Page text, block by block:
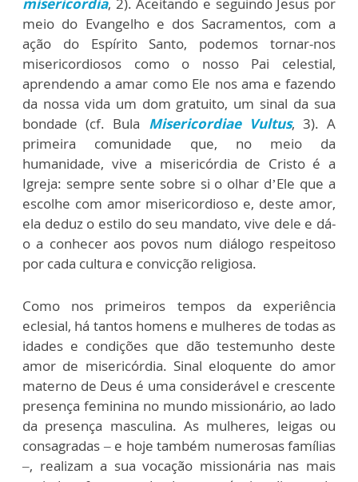
meio do Evangelho e dos Sacramentos, com a
ação do Espírito Santo, podemos tornar-nos
misericordiosos como o nosso Pai celestial,
aprendendo a amar como Ele nos ama e fazendo
da nossa vida um dom gratuito, um sinal da sua
bondade (cf. Bula
Misericordiae Vultus, 3). A
primeira comunidade que, no meio da
humanidade, vive a misericórdia de Cristo é a
Igreja: sempre sente sobre si o olhar d’Ele que a
escolhe com amor misericordioso e, deste amor,
ela deduz o estilo do seu mandato, vive dele e dá-
o a conhecer aos povos num diálogo respeitoso
por cada cultura e convicção religiosa.
Como nos primeiros tempos da experiência
eclesial, há tantos homens e mulheres de todas as
idades e condições que dão testemunho deste
amor de misericórdia. Sinal eloquente do amor
materno de Deus é uma considerável e crescente
presença feminina no mundo missionário, ao lado
da presença masculina. As mulheres, leigas ou
consagradas – e hoje também numerosas famílias
–, realizam a sua vocação missionária nas mais